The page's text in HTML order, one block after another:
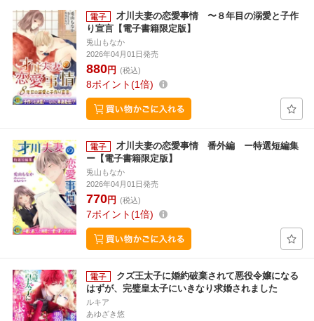
才川夫妻の恋愛事情 〜８年目の溺愛と子作
り宣言【電子書籍限定版】
兎山もなか
2026年04月01日発売
880円 (税込)
8ポイント 1倍
才川夫妻の恋愛事情 番外編 ー特選短編集
ー【電子書籍限定版】
兎山もなか
2026年04月01日発売
770円 (税込)
7ポイント 1倍
クズ王太子に婚約破棄されて悪役令嬢になる
はずが、完璧皇太子にいきなり求婚されました
ルキア
あゆざき悠